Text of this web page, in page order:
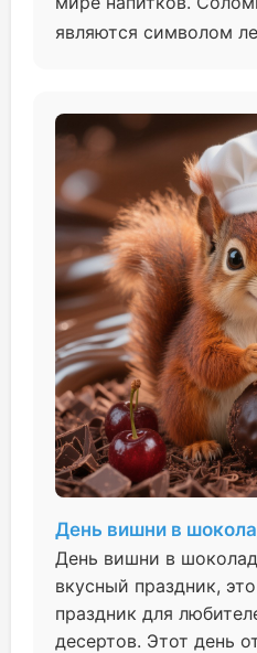
являются символом
День вишни в
День вишни в
вкусный праздник,
праздник для
десертов. Этот день